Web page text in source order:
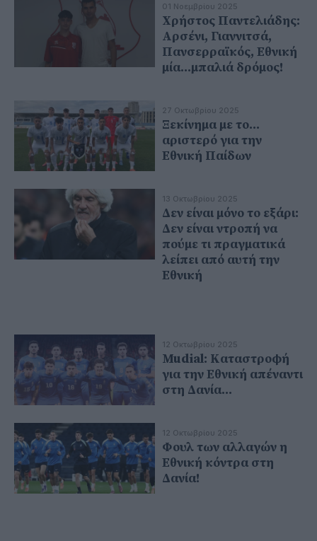
01 Νοεμβρίου 2025
Χρήστος Παντελιάδης:
Αρσένι, Γιαννιτσά,
Πανσερραϊκός, Εθνική
μία...μπαλιά δρόμος!
27 Οκτωβρίου 2025
Ξεκίνημα με το...
αριστερό για την
Εθνική Παίδων
13 Οκτωβρίου 2025
Δεν είναι μόνο το εξάρι:
Δεν είναι ντροπή να
πούμε τι πραγματικά
λείπει από αυτή την
Εθνική
12 Οκτωβρίου 2025
Mudial: Καταστροφή
για την Εθνική απέναντι
στη Δανία...
12 Οκτωβρίου 2025
Φουλ των αλλαγών η
Εθνική κόντρα στη
Δανία!